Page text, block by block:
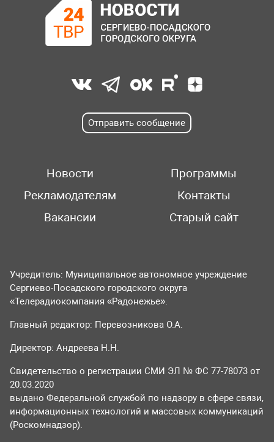
Отправить сообщение
Новости
Программы
Рекламодателям
Контакты
Вакансии
Старый сайт
Учредитель: Муниципальное автономное учреждение
Сергиево-Посадского городского округа
«Телерадиокомпания «Радонежье».
Главный редактор: Перевозникова О.А.
Директор: Андреева Н.Н.
Свидетельство о регистрации СМИ ЭЛ № ФС 77-78073 от
20.03.2020
выдано Федеральной службой по надзору в сфере связи,
информационных технологий и массовых коммуникаций
(Роскомнадзор).